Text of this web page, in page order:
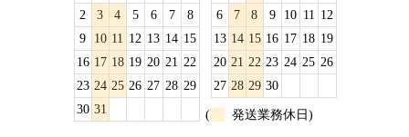
2
3 4 5 6 7
8
9
10 11 12 13 14 15
16 17 18 19 20 21 22
23 24 25 26 27 28 29
30 31
6
7 8 9 10 11 12
13 14 15 16 17 18 19
20 21 22 23 24 25 26
27 28 29 30
( 発送業務休日)